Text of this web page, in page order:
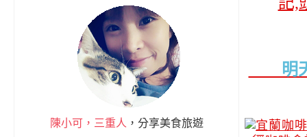
陳小可，三重人 ，分享美食旅遊
明天